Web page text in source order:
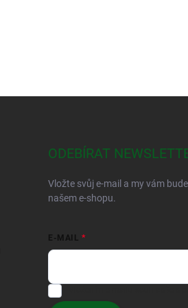
ODEBÍRAT
Vložte svůj e-mail a my vám
našem e-shopu.
E-MAIL